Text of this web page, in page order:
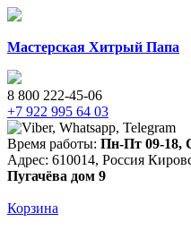
Мастерская Хитрый Папа
8 800 222-45-06
+7 922 995 64 03
Время работы: Пн-Пт 09-18,
Адрес: 610014, Россия
Пугачёва дом 9
Корзина